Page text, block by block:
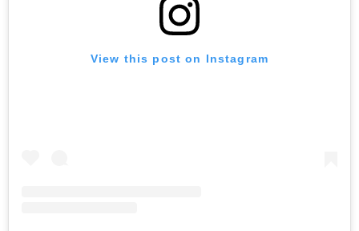
View this post on Instagram